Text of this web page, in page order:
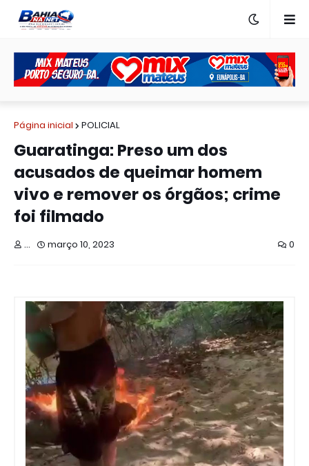
Página inicial POLICIAL
Guaratinga: Preso um dos
acusados de queimar homem
vivo e remover os órgãos; crime
foi filmado
... março 10, 2023 0